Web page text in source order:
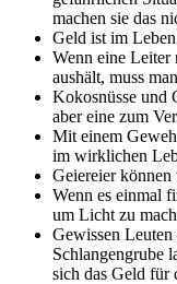
machen sie das
Geld ist im
Wenn eine Leiter
aushält, muss
Kokosnüsse und
aber eine zum
Mit einem
im wirklichen
Geiereier können
Wenn es einmal
um Licht zu
Gewissen
Schlangengrube
sich das Geld für